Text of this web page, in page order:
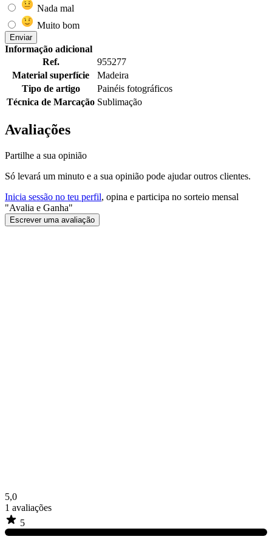
Nada mal
Muito bom
Enviar
Informação adicional
Ref.
955277
Material superfície
Madeira
Tipo de artigo
Painéis fotográficos
Técnica de Marcação Sublimação
Avaliações
Partilhe a sua opinião
Só levará um minuto e a sua opinião pode ajudar outros clientes.
Inicia sessão no teu perfil, opina e participa no sorteio mensal
"Avalia e Ganha"
Escrever uma avaliação
5,0
1 avaliações
5